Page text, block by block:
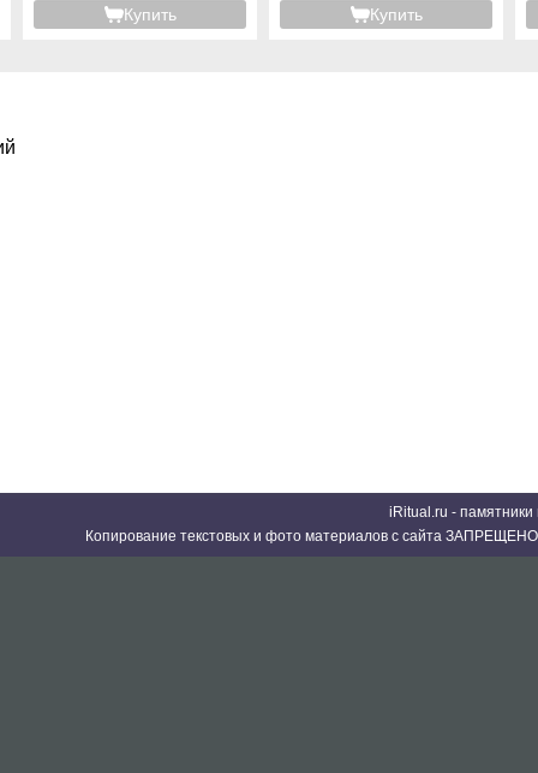
Купить Купить
iRitual.ru -
Копирование текстовых и фото материалов с сайта